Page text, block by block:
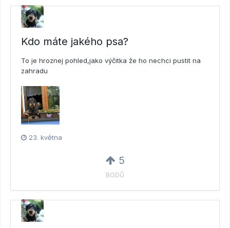
Kdo máte jakého psa?
To je hroznej pohled,jako výčitka že ho nechci pustit na
zahradu
23. května
5
BODŮ